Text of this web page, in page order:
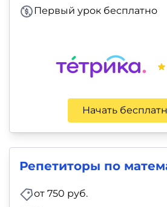
Первый урок бесплатно
Начать
Репетиторы по
от 750 руб.